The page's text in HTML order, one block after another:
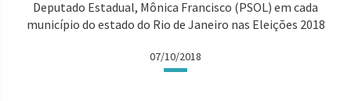
Deputado Estadual, Mônica Francisco (PSOL) em cada
município do estado do Rio de Janeiro nas Eleições 2018
07/10/2018